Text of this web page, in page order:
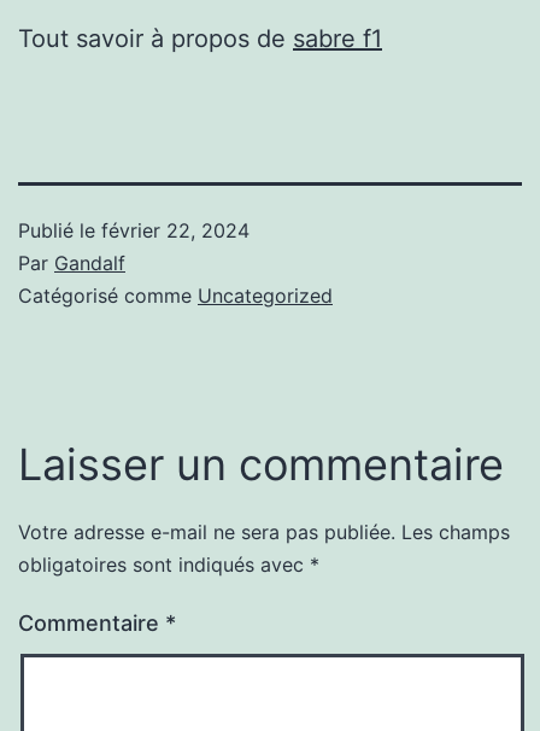
Tout savoir à propos de sabre f1
Publié le février 22, 2024
Par Gandalf
Catégorisé comme Uncategorized
Laisser un commentaire
Votre adresse e-mail ne sera pas publiée. Les champs
obligatoires sont indiqués avec *
Commentaire *